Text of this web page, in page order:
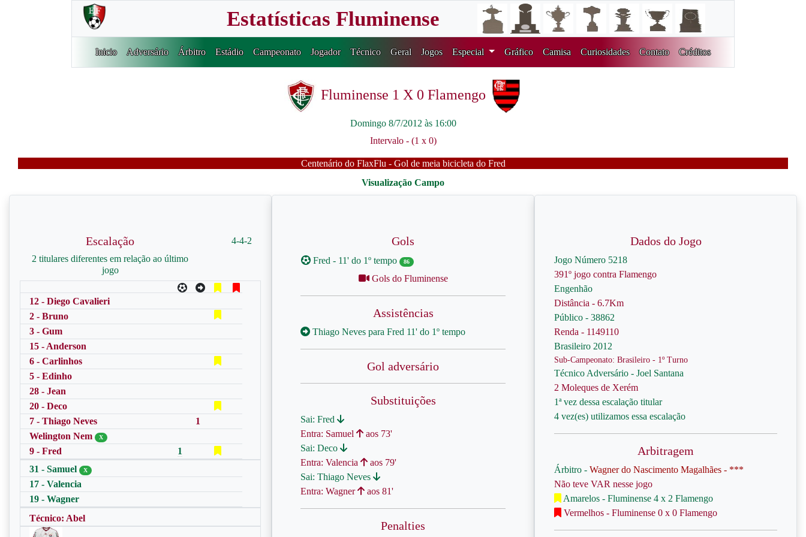
Estatísticas Fluminense
Inicio Adversário Árbitro Estádio Campeonato Jogador Técnico Geral Jogos Especial Gráfico Camisa Curiosidades Contato Créditos
Fluminense 1 X 0 Flamengo
Domingo 8/7/2012 às 16:00
Intervalo - (1 x 0)
Centenário do FlaxFlu - Gol de meia bicicleta do Fred
Escalação
2 titulares diferentes em relação ao último
jogo
4-4-2
12 - Diego Cavalieri
2 - Bruno
3 - Gum
15 - Anderson
6 - Carlinhos
5 - Edinho
28 - Jean
20 - Deco
7 - Thiago Neves
1
Welington Nem
X
9 - Fred
1
31 - Samuel
X
17 - Valencia
19 - Wagner
Técnico: Abel
Gols
Fred - 11' do 1º tempo 86
Gols do Fluminense
Assistências
Thiago Neves para Fred 11' do 1º tempo
Gol adversário
Substituições
Sai: Fred
Entra: Samuel
aos 73'
Sai: Deco
Entra: Valencia
aos 79'
Sai: Thiago Neves
Entra: Wagner
aos 81'
Penalties
Dados do Jogo
Jogo Número 5218
391º jogo contra Flamengo
Engenhão
Distância - 6.7Km
Público - 38862
Renda - 1149110
Brasileiro 2012
Sub-Campeonato: Brasileiro - 1º Turno
Técnico Adversário - Joel Santana
2 Moleques de Xerém
1ª vez dessa escalação titular
4 vez(es) utilizamos essa escalação
Arbitragem
Árbitro - Wagner do Nascimento Magalhães - ***
Não teve VAR nesse jogo
Amarelos - Fluminense 4 x 2 Flamengo
Vermelhos - Fluminense 0 x 0 Flamengo